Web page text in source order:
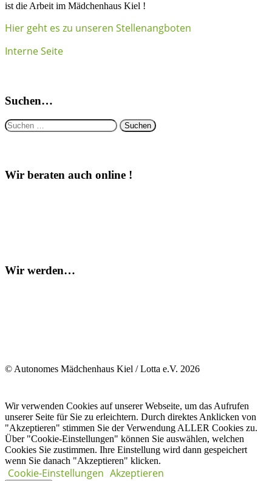
ist die Arbeit im Mädchenhaus Kiel !
Hier geht es zu unseren Stellenangboten
Interne Seite
Suchen…
Suchen
nach:
Wir beraten auch online !
Wir werden…
© Autonomes Mädchenhaus Kiel / Lotta e.V. 2026
Wir verwenden Cookies auf unserer Webseite, um das Aufrufen
unserer Seite für Sie zu erleichtern. Durch direktes Anklicken von
"Akzeptieren" stimmen Sie der Verwendung ALLER Cookies zu.
Über "Cookie-Einstellungen" können Sie auswählen, welchen
Cookies Sie zustimmen. Ihre Einstellung wird dann gespeichert
wenn Sie danach "Akzeptieren" klicken.
Cookie-Einstellungen Akzeptieren